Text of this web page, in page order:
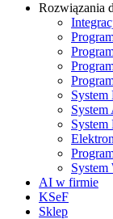
Rozwiązania
System
System
System
System
AI w firmie
KSeF
Sklep